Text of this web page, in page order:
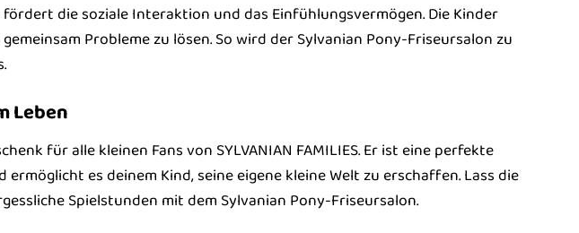
die soziale Interaktion und das Einfühlungsvermögen. Die Kinder
Probleme zu lösen. So wird der Sylvanian Pony-Friseursalon zu
Leben
für alle kleinen Fans von SYLVANIAN FAMILIES. Er ist eine perfekte
ermöglicht es deinem Kind, seine eigene kleine Welt zu erschaffen. Lass die
Spielstunden mit dem Sylvanian Pony-Friseursalon.